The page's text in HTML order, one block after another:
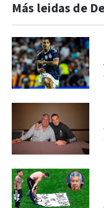
Más leidas de